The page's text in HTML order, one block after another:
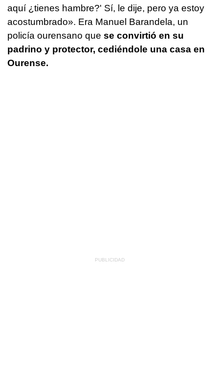
aquí ¿tienes hambre?' Sí, le dije, pero ya estoy
acostumbrado». Era Manuel Barandela, un
policía ourensano que se convirtió en su
padrino y protector, cediéndole una casa en
Ourense.